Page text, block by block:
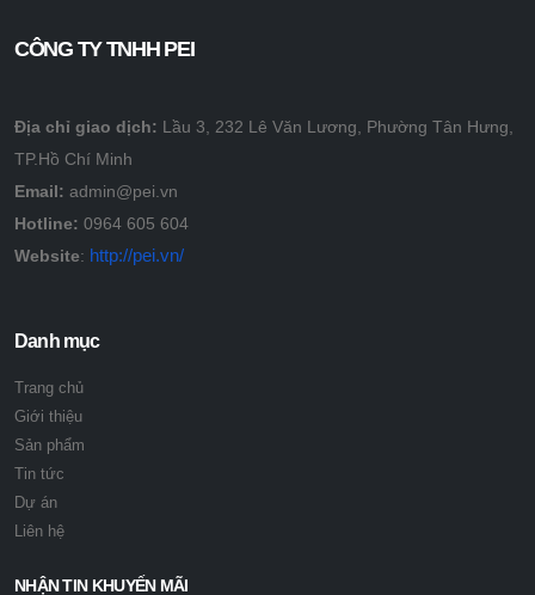
CÔNG TY TNHH PEI
Địa chỉ giao dịch: Lầu 3, 232 Lê Văn Lương, Phường Tân Hưng,
TP.Hồ Chí Minh
Email: admin@pei.vn
Hotline: 0964 605 604
Website: http://pei.vn/
Danh mục
Trang chủ
Giới thiệu
Sản phẩm
Tin tức
Dự án
Liên hệ
NHẬN TIN KHUYẾN MÃI